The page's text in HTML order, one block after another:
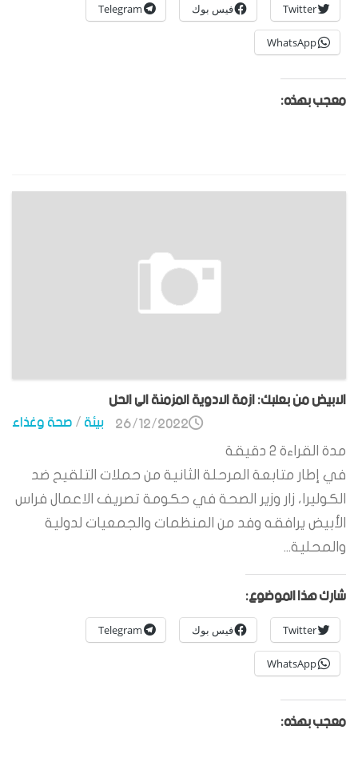
Twitter فيس بوك Telegram
WhatsApp
معجب بهذه:
الابيض من بعلبك: ازمة الادوية المزمنة الى الحل
بيئة/صحة وغذاء 26/12/2022
مدة القراءة 2 دقيقة
في إطار متابعة المرحلة الثانية من حملات التلقيح ضد
الكوليرا، زار وزير الصحة في حكومة تصريف الاعمال فراس
الأبيض يرافقه وفد من المنظمات والجمعيات لدولية
والمحلية...
شارك هذا الموضوع:
Twitter فيس بوك Telegram
WhatsApp
معجب بهذه: